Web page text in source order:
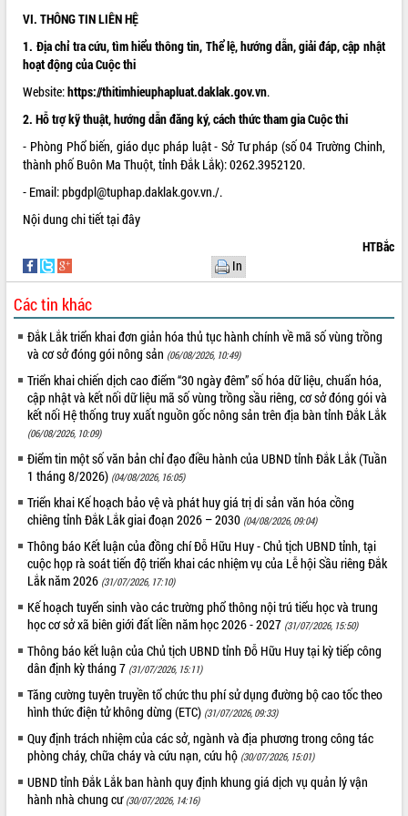
sống người dân từ những mô hình thiết
thực
Quyết liệt tháo gỡ vướng mắc, đẩy
nhanh tiến độ các dự án trọng điểm
trong Khu kinh tế Nam Phú Yên
Hòn Yến phát triển du lịch gắn với bảo
tồn biển
Lấy ý kiến điều chỉnh Quy hoạch tỉnh
Đắk Lắk thời kỳ 2021-2030, tầm nhìn
đến năm 2050
Phát động chiến dịch 30 ngày đêm
ven biển
Đắk Lắk nỗ lực thúc đẩy tăng trưởng
kinh tế từ 10% trở lên trong Quý
II/2026
Đắk Lắk ký kết thỏa thuận hợp tác về
chuyển đổi số giai đoạn 2026 – 2030
với Tập đoàn Bưu chính Viễn thông
Việt Nam
Thứ trưởng Bộ Y tế làm việc với tỉnh
Đắk Lắk về phát triển nhân lực y tế
cho trạm y tế cấp xã
Du lịch Đắk Lắk nâng tầm trải nghiệm
du khách thông qua Hệ thống cơ sở dữ
liệu và Bản đồ số
Tập huấn ứng dụng trí tuệ nhân tạo (AI)
trong thương mại điện tử năm 2026
Đoàn đại biểu Quốc hội tỉnh Đắk Lắk
trao đổi thông tin trước Kỳ họp thứ
nhất, Quốc hội khóa XVI
thông nguồn lực phát triển
Nâng cao hiệu lực, hiệu quả HĐND
tỉnh thông qua hiện đại hóa hành chính
Xã Ea Phê gắn cải cách hành chính với
chuyển đổi số
Phó Chủ tịch Thường trực UBND tỉnh
Hồ Thị Nguyên Thảo làm việc tại Trung
tâm Phục vụ hành chính công xã Ea
VI. THÔNG TIN LIÊN HỆ
1. Địa chỉ tra cứu, tìm hiểu thông tin, Thể lệ, hướng dẫn, giải đáp, cập nhật
hoạt động của Cuộc thi
Website:https://thitimhieuphapluat.daklak.gov.vn.
2. Hỗ trợ kỹ thuật, hướng dẫn đăng ký, cách thức tham gia Cuộc thi
- Phòng Phổ biến, giáo dục pháp luật - Sở Tư pháp (số 04 Trường Chinh,
thành phố Buôn Ma Thuột, tỉnh Đắk Lắk): 0262.3952120.
- Email:pbgdpl@tuphap.daklak.gov.vn./.
Nội dung chi tiếttại đây
HTBắc
In
Các tin khác
Đắk Lắk triển khai đơn giản hóa thủ tục hành chính về mã số vùng trồng
và cơ sở đóng gói nông sản (06/08/2026, 10:49)
Triển khai chiến dịch cao điểm “30 ngày đêm” số hóa dữ liệu, chuẩn hóa,
cập nhật và kết nối dữ liệu mã số vùng trồng sầu riêng, cơ sở đóng gói và
kết nối Hệ thống truy xuất nguồn gốc nông sản trên địa bàn tỉnh Đắk Lắk
(06/08/2026, 10:09)
Điểm tin một số văn bản chỉ đạo điều hành của UBND tỉnh Đắk Lắk (Tuần
1 tháng 8/2026) (04/08/2026, 16:05)
Triển khai Kế hoạch bảo vệ và phát huy giá trị di sản văn hóa cồng
chiêng tỉnh Đắk Lắk giai đoạn 2026 – 2030 (04/08/2026, 09:04)
Thông báo Kết luận của đồng chí Đỗ Hữu Huy - Chủ tịch UBND tỉnh, tại
cuộc họp rà soát tiến độ triển khai các nhiệm vụ của Lễ hội Sầu riêng Đắk
Lắk năm 2026 (31/07/2026, 17:10)
Kế hoạch tuyển sinh vào các trường phổ thông nội trú tiểu học và trung
học cơ sở xã biên giới đất liền năm học 2026 - 2027 (31/07/2026, 15:50)
Thông báo kết luận của Chủ tịch UBND tỉnh Đỗ Hữu Huy tại kỳ tiếp công
dân định kỳ tháng 7 (31/07/2026, 15:11)
Tăng cường tuyên truyền tổ chức thu phí sử dụng đường bộ cao tốc theo
hình thức điện tử không dừng (ETC) (31/07/2026, 09:33)
Quy định trách nhiệm của các sở, ngành và địa phương trong công tác
phòng cháy, chữa cháy và cứu nạn, cứu hộ (30/07/2026, 15:01)
UBND tỉnh Đắk Lắk ban hành quy định khung giá dịch vụ quản lý vận
hành nhà chung cư (30/07/2026, 14:16)